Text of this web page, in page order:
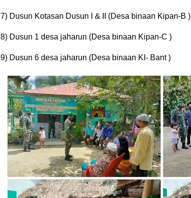
7) Dusun Kotasan Dusun I & II (Desa binaan Kipan-B )
8) Dusun 1 desa jaharun (Desa binaan Kipan-C )
9) Dusun 6 desa jaharun (Desa binaan KI- Bant )